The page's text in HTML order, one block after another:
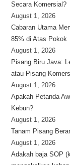
Secara Komersial?
August 1, 2026
Cabaran Utama
85% di Atas Pokok
August 1, 2026
Pisang Biru Java:
atau Pisang
August 1, 2026
Apakah Petanda
Kebun?
August 1, 2026
Tanam Pisang
August 1, 2026
Adakah baja SOP